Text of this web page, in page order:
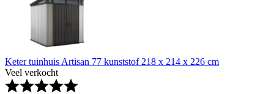
Keter tuinhuis Artisan 77 kunststof 218 x 214 x 226 cm
Veel verkocht